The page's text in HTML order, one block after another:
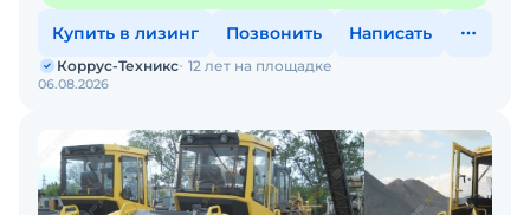
Купить в лизинг Позвонить Написать
06.08.2026
Коррус-Техникс 12 лет на площадке